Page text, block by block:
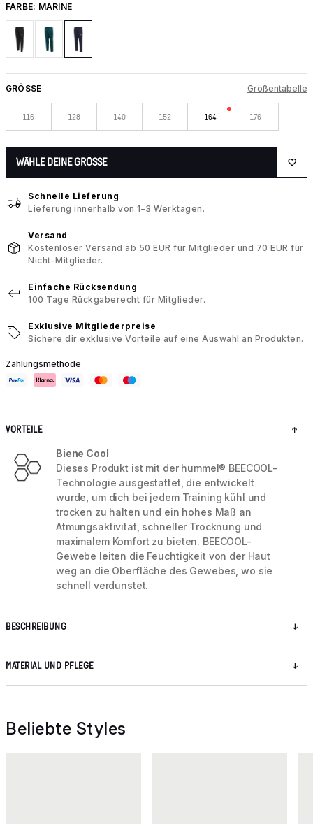
FARBE: MARINE
GRÖSSE Größentabelle
116 128 140 152 164 176
WÄHLE DEINE GRÖSSE
Schnelle Lieferung
Lieferung innerhalb von 1–3 Werktagen.
Versand
Kostenloser Versand ab 50 EUR für Mitglieder und 70 EUR für
Nicht-Mitglieder.
Einfache Rücksendung
100 Tage Rückgaberecht für Mitglieder.
Exklusive Mitgliederpreise
Sichere dir exklusive Vorteile auf eine Auswahl an Produkten.
Zahlungsmethode
VORTEILE
Biene Cool
Dieses Produkt ist mit der hummel® BEECOOL-
Technologie ausgestattet, die entwickelt
wurde, um dich bei jedem Training kühl und
trocken zu halten und ein hohes Maß an
Atmungsaktivität, schneller Trocknung und
maximalem Komfort zu bieten. BEECOOL-
Gewebe leiten die Feuchtigkeit von der Haut
weg an die Oberfläche des Gewebes, wo sie
schnell verdunstet.
BESCHREIBUNG
MATERIAL UND PFLEGE
Beliebte Styles